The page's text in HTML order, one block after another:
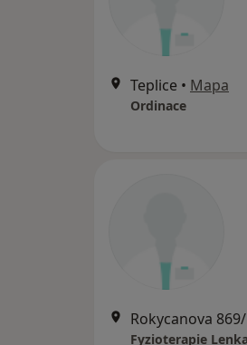
Teplice • Mapa
Ordinace
Rokycanova
Fyzioterapie